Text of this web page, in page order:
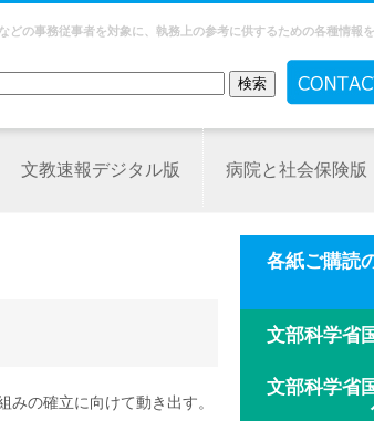
どの事務従事者を対象に、執務上の参考に供するための各種情報
文教速報デジタル版 病院と社会保険版
の確立に向けて動き出す。
各紙ご購読
文部科学省
文部科学省